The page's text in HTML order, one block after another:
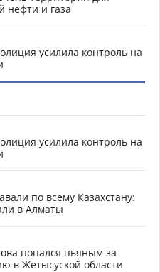
нефти и газа
усилила контроль на
усилила контроль на
по всему Казахстану:
в Алматы
попался пьяным за
в Жетысуской области